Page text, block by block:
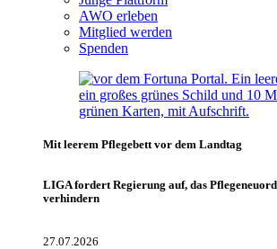
AWO erleben
Mitglied werden
Spenden
Mit leerem Pflegebett vor dem Landtag
LIGA fordert Regierung auf, das
verhindern
27.07.2026